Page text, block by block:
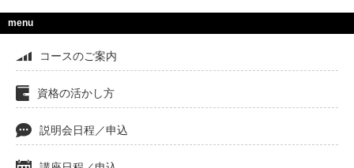
menu
コースのご案内
資格の活かし方
説明会日程／申込